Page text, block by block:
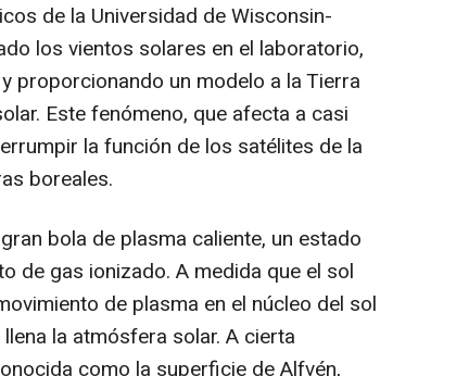
de la Universidad de Wisconsin-
los vientos solares en el laboratorio,
proporcionando un modelo a la Tierra
Este fenómeno, que afecta a casi
la función de los satélites de la
boreales.
bola de plasma caliente, un estado
de gas ionizado. A medida que el sol
de plasma en el núcleo del sol
la atmósfera solar. A cierta
como la superficie de Alfvén,